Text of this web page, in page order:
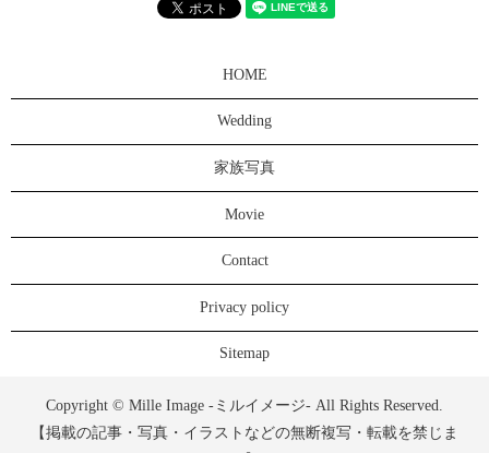
HOME
Wedding
家族写真
Movie
Contact
Privacy policy
Sitemap
Copyright © Mille Image -ミルイメージ- All Rights Reserved.
【掲載の記事・写真・イラストなどの無断複写・転載を禁じま